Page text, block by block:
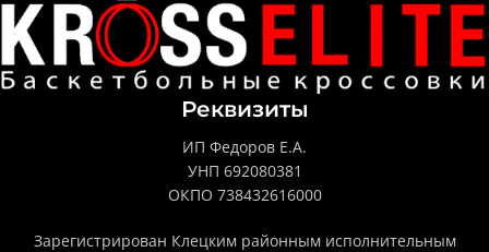
Реквизиты
ИП Федоров Е.А.
УНП 692080381
ОКПО 738432616000
Зарегистрирован Клецким районным исполнительным